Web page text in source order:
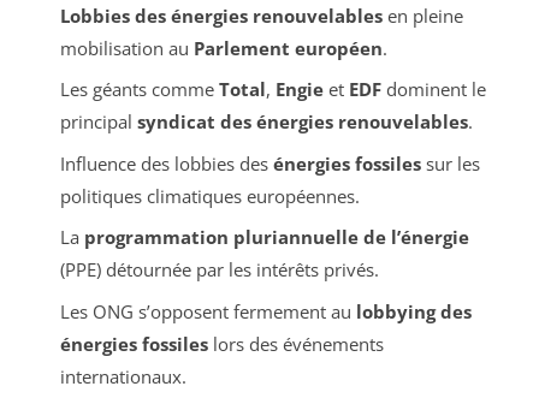
Lobbies des énergies renouvelablesen pleine
mobilisation au Parlement européen.
Les géants comme Total, Engieet EDFdominent le
principal syndicat des énergies renouvelables.
Influence des lobbies des énergies fossilessur les
politiques climatiques européennes.
La programmation pluriannuelle de l’énergie
(PPE) détournée par les intérêts privés.
Les ONG s’opposent fermement au lobbying des
énergies fossileslors des événements
internationaux.